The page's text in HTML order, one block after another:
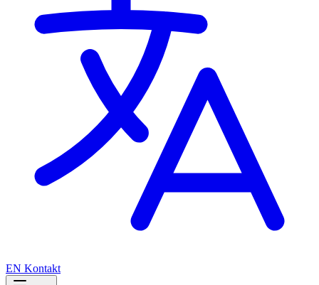
EN Kontakt